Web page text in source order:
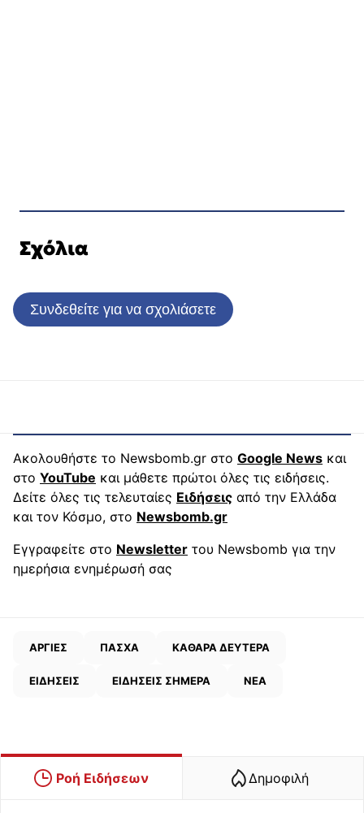
Σχόλια
Συνδεθείτε για να σχολιάσετε
Ακολουθήστε το Newsbomb.gr στο Google News και
στο YouTube και μάθετε πρώτοι όλες τις ειδήσεις.
Δείτε όλες τις τελευταίες Ειδήσεις από την Ελλάδα
και τον Κόσμο, στο Newsbomb.gr
Εγγραφείτε στο Newsletter του Newsbomb για την
ημερήσια ενημέρωσή σας
ΑΡΓΙΕΣ ΠΑΣΧΑ ΚΑΘΑΡΑ ΔΕΥΤΕΡΑ
ΕΙΔΗΣΕΙΣ ΕΙΔΗΣΕΙΣ ΣΗΜΕΡΑ ΝΕΑ
Ροή Ειδήσεων Δημοφιλή